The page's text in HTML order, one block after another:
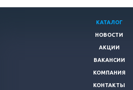
КАТАЛОГ
НОВОСТИ
АКЦИИ
ВАКАНСИИ
КОМПАНИЯ
КОНТАКТЫ